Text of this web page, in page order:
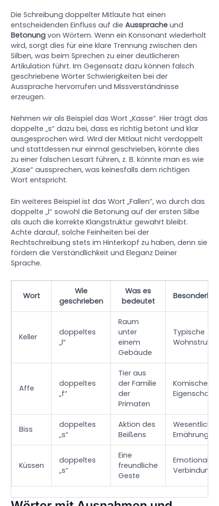
Die Schreibung doppelter Mitlaute hat einen
entscheidenden Einfluss auf dieAussprache und
Betonung von Wörtern. Wenn ein Konsonant wiederholt
wird, sorgt dies für eine klare Trennung zwischen den
Silben, was beim Sprechen zu einer deutlicheren
Artikulation führt. Im Gegensatz dazu können falsch
geschriebene Wörter Schwierigkeiten bei der
Aussprache hervorrufen und Missverständnisse
erzeugen.
Nehmen wir als Beispiel das Wort „Kasse“. Hier trägt das
doppelte „s“ dazu bei, dass es richtig betont und klar
ausgesprochen wird. Wird der Mitlaut nicht verdoppelt
und stattdessen nur einmal geschrieben, könnte dies
zu einer falschen Lesart führen, z. B. könnte man es wie
„Kase“ aussprechen, was keinesfalls dem richtigen
Wort entspricht.
Ein weiteres Beispiel ist das Wort „Fallen“, wo durch das
doppelte „l“ sowohl die Betonung auf der ersten Silbe
als auch die korrekte Klangstruktur gewahrt bleibt.
Achte darauf, solche Feinheiten bei der
Rechtschreibung stets im Hinterkopf zu haben, denn sie
fördern die Verständlichkeit und Eleganz Deiner
Sprache.
Wort
Wie
geschrieben
Was es
bedeutet
Keller
doppeltes
„l“
Raum
unter
einem
Gebäude
Typische
Affe
doppeltes
„f“
Tier aus
der Familie
der
Primaten
Komische
Biss
doppeltes
„s“
Aktion des
Beißens
Wesentlich
Ernährung
Küssen
doppeltes
„s“
Eine
freundliche
Geste
Emotionale
Verbindung